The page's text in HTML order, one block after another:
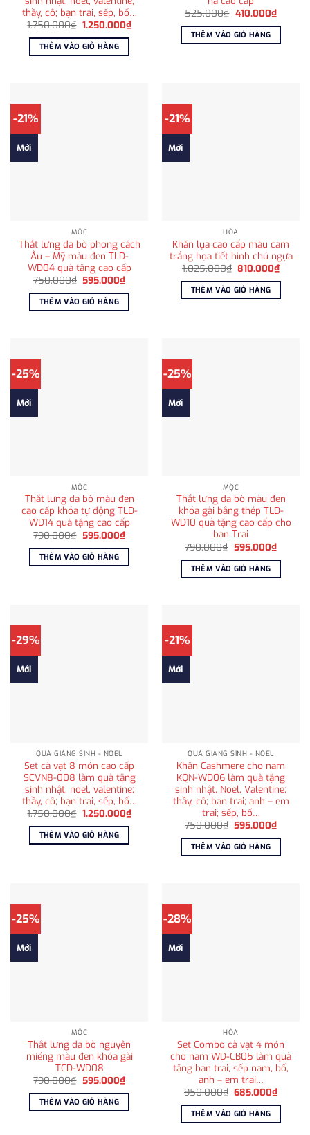
thầy, cô; bạn trai, sếp, bố…
1.750.000₫ Giá
là:
1.750.000₫.
1.250.000₫Giá
THÊM VÀO GIỎ HÀNG
525.000₫ Giá
là:
525.000₫.
410.000₫Giá
tại
THÊM VÀO GIỎ HÀNG
-21%
Mới
MỘC
Thắt lưng da bò phong cách
Âu – Mỹ màu đen TLD-
WD04 quà tặng cao cấp
750.000₫ Giá
là:
750.000₫.
595.000₫Giá
hiện
tại
595.000₫.
THÊM VÀO GIỎ HÀNG
-21%
Mới
HỎA
Khăn lụa cao cấp màu cam
trắng họa tiết hình chú ngựa
1.025.000₫ Giá
là:
1.025.000₫.
810.000₫Giá
hiện
tại
THÊM VÀO GIỎ HÀNG
-25%
Mới
MỘC
Thắt lưng da bò màu đen
cao cấp khóa tự động TLD-
WD14 quà tặng cao cấp
790.000₫ Giá
là:
790.000₫.
595.000₫Giá
hiện
tại
595.000₫.
THÊM VÀO GIỎ HÀNG
-25%
Mới
MỘC
Thắt lưng da bò màu đen
khóa gài bằng thép TLD-
WD10 quà tặng cao cấp cho
bạn Trai
790.000₫ Giá
là:
790.000₫.
595.000₫Giá
hiện
tại
THÊM VÀO GIỎ HÀNG
-29%
Mới
QUÀ GIÁNG SINH - NOEL
Set cà vạt 8 món cao cấp
SCVN8-008 làm quà tặng
sinh nhật, noel, valentine;
thầy, cô; bạn trai, sếp, bố…
1.750.000₫ Giá
là:
1.750.000₫.
1.250.000₫Giá
THÊM VÀO GIỎ HÀNG
-21%
Mới
QUÀ GIÁNG SINH - NOEL
Khăn Cashmere cho nam
KQN-WD06 làm quà tặng
sinh nhật, Noel, Valentine;
thầy, cô; bạn trai; anh – em
trai; sếp, bố…
750.000₫ Giá
là:
750.000₫.
595.000₫Giá
tại
THÊM VÀO GIỎ HÀNG
-25%
Mới
MỘC
Thắt lưng da bò nguyên
miếng màu đen khóa gài
TCD-WD08
790.000₫ Giá
là:
790.000₫.
595.000₫Giá
hiện
tại
595.000₫.
THÊM VÀO GIỎ HÀNG
-28%
Mới
HỎA
Set Combo cà vạt 4 món
cho nam WD-CB05 làm quà
tặng bạn trai, sếp nam, bố,
anh – em trai…
950.000₫ Giá
là:
950.000₫.
685.000₫Giá
hiện
tại
THÊM VÀO GIỎ HÀNG